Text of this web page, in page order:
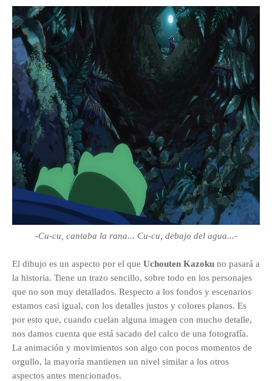
-Cu-cu, cantaba la rana... Cu-cu, debajo del agua...-
El dibujo es un aspecto por el que Uchouten Kazoku no pasará a
la historia. Tiene un trazo sencillo, sobre todo en los personajes
que no son muy detallados. Respecto a los fondos y escenarios
estamos casi igual, con los detalles justos y colores planos. Es
por esto que, cuando cuelan alguna imagen con mucho detalle,
nos damos cuenta que está sacado del calco de una fotografía.
La animación y movimientos son algo con pocos momentos de
orgullo, la mayoría mantienen un nivel similar a los otros
aspectos antes mencionados.